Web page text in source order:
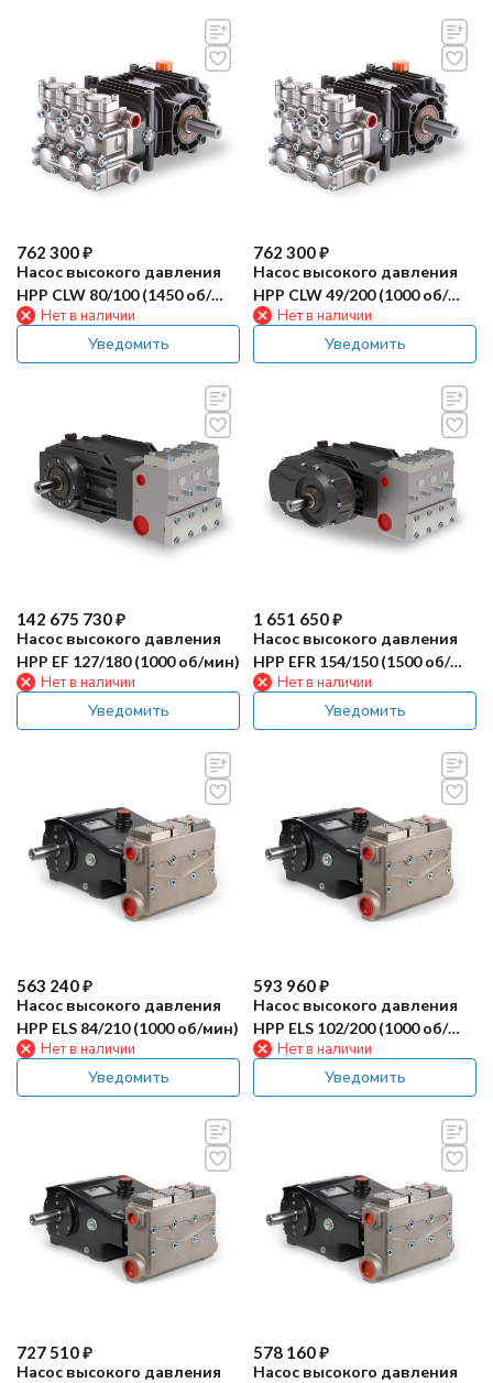
762 300₽
Насос высокого давления
HPP CLW 80/100 (1450 об/
мин)Нет в наличии
Уведомить
762 300₽
Насос высокого давления
HPP CLW 49/200 (1000 об/
мин)Нет в наличии
Уведомить
142 675 730₽
Насос высокого давления
HPP EF 127/180 (1000 об/мин)
Нет в наличии
Уведомить
1 651 650₽
Насос высокого давления
HPP EFR 154/150 (1500 об/
мин)Нет в наличии
Уведомить
563 240₽
Насос высокого давления
HPP ELS 84/210 (1000 об/мин)
Нет в наличии
Уведомить
593 960₽
Насос высокого давления
HPP ELS 102/200 (1000 об/
мин)Нет в наличии
Уведомить
727 510₽
Насос высокого давления
578 160₽
Насос высокого давления